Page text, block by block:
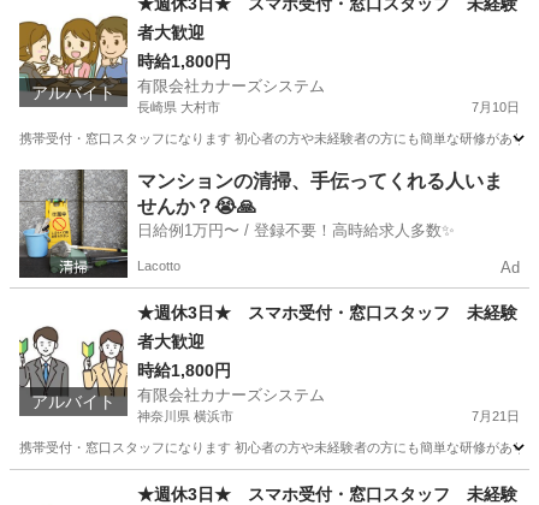
アルバイト
者大歓迎
時給1,800円
有限会社カナーズシステム
長崎県 大村市 7月10日
携帯受付・窓口スタッフになります 初心者の方や未経験者の方にも簡単な研修があ
長崎 大村市 携帯ショップ 時給
マンションの清掃、手伝ってくれる人いま
せんか？😭🙏
日給例1万円〜 / 登録不要！高時給求人多数✨
Lacotto Ad
アルバイト
★週休3日★ スマホ受付・窓口スタッフ 未経験
者大歓迎
時給1,800円
有限会社カナーズシステム
神奈川県 横浜市 7月21日
携帯受付・窓口スタッフになります 初心者の方や未経験者の方にも簡単な研修があ
携帯ショップ スタッフ
★週休3日★ スマホ受付・窓口スタッフ 未経験